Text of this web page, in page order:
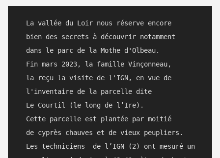
  La vallée du Loir nous réserve encore
  bien des secrets à découvrir notamment
  dans le parc de la Mothe d'Olbeau.
  Fin mars 2023, la famille Vinçonneau,
  la reçu la visite de l'IGN, en vue de
  l'inventaire de la parcelle dite
  Le Courtil (le long de l’Ire).
  Cette parcelle est plantée par moitié
  de cyprès chauves et de vieux peupliers.
  Les techniciens  de l’IGN (2) ont mesuré un